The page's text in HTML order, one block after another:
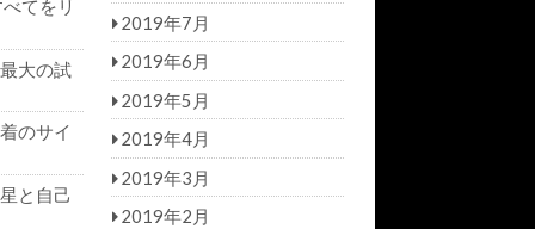
てをリ
大の試
のサイ
と自己
2019年7月
2019年6月
2019年5月
2019年4月
2019年3月
2019年2月